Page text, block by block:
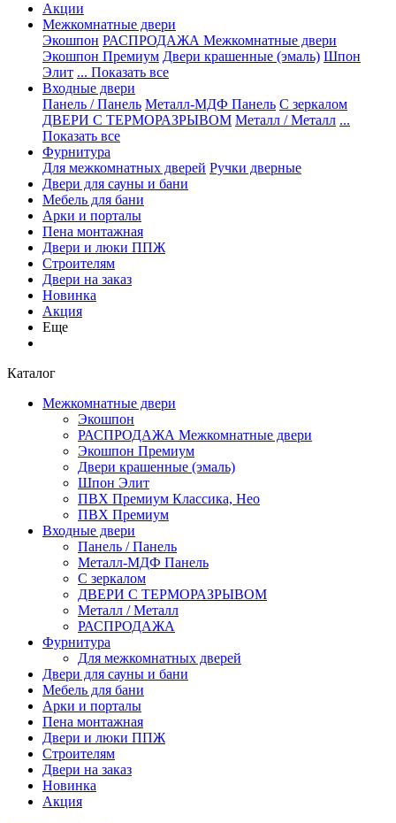
Акции
Межкомнатные двери
Экошпон РАСПРОДАЖА Межкомнатные двери
Экошпон Премиум Двери крашенные (эмаль) Шпон
Элит ... Показать все
Входные двери
Панель / Панель Металл-МДФ Панель С зеркалом
ДВЕРИ С ТЕРМОРАЗРЫВОМ Металл / Металл ...
Показать все
Фурнитура
Для межкомнатных дверей Ручки дверные
Двери для сауны и бани
Мебель для бани
Арки и порталы
Пена монтажная
Двери и люки ППЖ
Строителям
Двери на заказ
Новинка
Акция
Еще
Каталог
Межкомнатные двери
Экошпон
РАСПРОДАЖА Межкомнатные двери
Экошпон Премиум
Двери крашенные (эмаль)
Шпон Элит
ПВХ Премиум Классика, Нео
ПВХ Премиум
Входные двери
Панель / Панель
Металл-МДФ Панель
С зеркалом
ДВЕРИ С ТЕРМОРАЗРЫВОМ
Металл / Металл
РАСПРОДАЖА
Фурнитура
Для межкомнатных дверей
Двери для сауны и бани
Мебель для бани
Арки и порталы
Пена монтажная
Двери и люки ППЖ
Строителям
Двери на заказ
Новинка
Акция